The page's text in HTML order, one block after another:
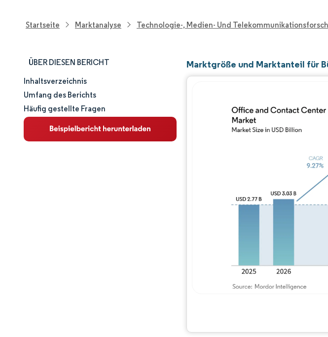
Startseite Marktanalyse Technologie-, Medien- Und
ÜBER DIESEN BERICHT
Marktgröße und -anteil
Marktanalyse
Trends und Einblicke
Inhaltsverzeichnis
Umfang des Berichts
Häufig gestellte Fragen
Marktgröße und Marktanteil für
Bild ©